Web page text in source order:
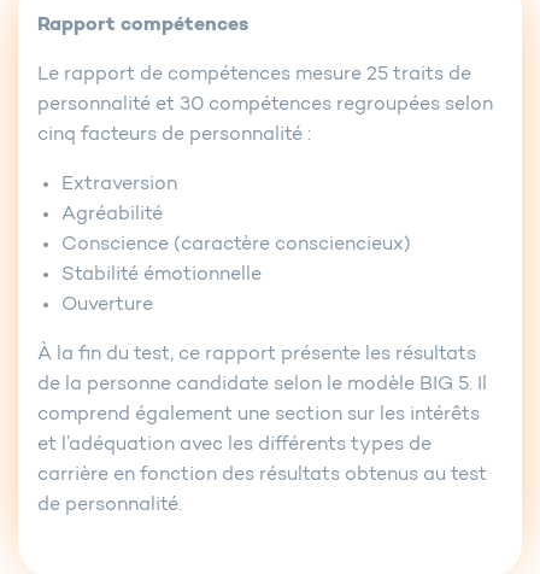
Rapport compétences
Le rapport de compétences mesure 25 traits de
personnalité et 30 compétences regroupées selon
cinq facteurs de personnalité :
Extraversion
Agréabilité
Conscience (caractère consciencieux)
Stabilité émotionnelle
Ouverture
À la fin du test, ce rapport présente les résultats
de la personne candidate selon le modèle BIG 5. Il
comprend également une section sur les intérêts
et l’adéquation avec les différents types de
carrière en fonction des résultats obtenus au test
de personnalité.